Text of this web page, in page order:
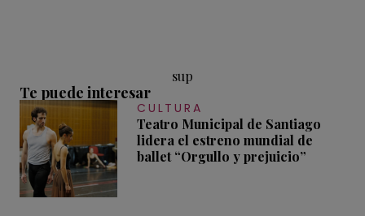
sup
Te puede interesar
CULTURA
Teatro Municipal de Santiago
lidera el estreno mundial de
ballet “Orgullo y prejuicio”